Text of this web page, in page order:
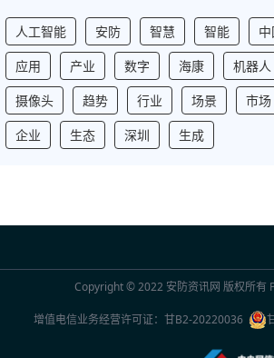
人工智能 安防 智慧 智能
应用
产业 数字 海康
机器人
摄像头
趋势 行业 场景
市场
企业
生态 深圳 生成
Copyright © 2022 安防资讯网 版权所有
增值电信业务经营许可证： 甘B2-20220036